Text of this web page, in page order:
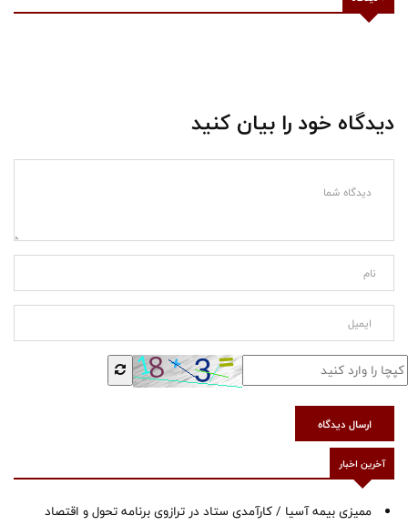
دیدگاه خود را بیان کنید
ارسال دیدگاه
آخرین اخبار
ممیزی بیمه آسیا / کارآمدی ستاد در ترازوی برنامه تحول و اقتصاد